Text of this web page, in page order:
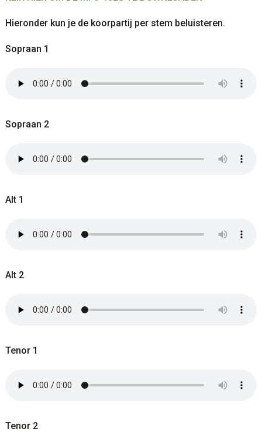
Hieronder kun je de koorpartij per stem beluisteren.
Sopraan 1
Sopraan 2
Alt 1
Alt 2
Tenor 1
Tenor 2